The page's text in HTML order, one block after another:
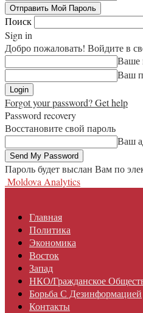
Поиск
Sign in
Добро пожаловать! Войдите в
Ваше
Ваш
Forgot your password? Get help
Password recovery
Восстановите свой пароль
Ваш
Пароль будет выслан Вам по
Moldova Analytics
Главная
Политика
Экономика
Восток
Запад
НКО/гражданское
Борьба С Дезинформацией
Контакты